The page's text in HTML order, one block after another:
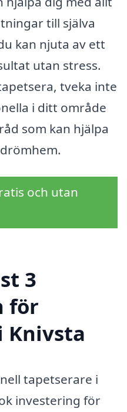
till själva
kan njuta av ett
utan stress.
tveka inte
i ditt område
som kan hjälpa
och utan
3
för
Knivsta
tapetserare i
investering för